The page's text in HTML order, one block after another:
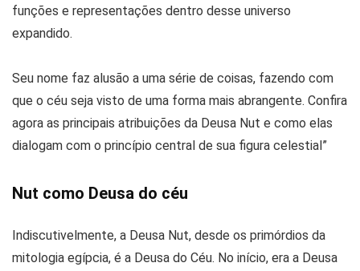
funções e representações dentro desse universo
expandido.
Seu nome faz alusão a uma série de coisas, fazendo com
que o céu seja visto de uma forma mais abrangente. Confira
agora as principais atribuições da Deusa Nut e como elas
dialogam com o princípio central de sua figura celestial”
Nut como Deusa do céu
Indiscutivelmente, a Deusa Nut, desde os primórdios da
mitologia egípcia, é a Deusa do Céu. No início, era a Deusa